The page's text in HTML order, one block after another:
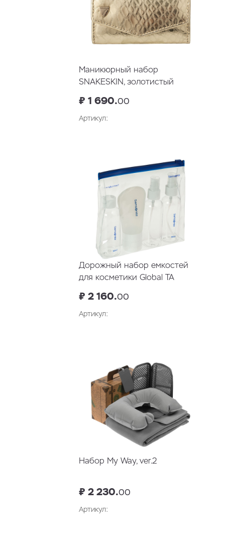
Маникюрный набор
SNAKESKIN, золотистый
₽ 1 690.00
Артикул:
Дорожный набор емкостей
для косметики Global TA
₽ 2 160.00
Артикул:
Набор My Way, ver.2
₽ 2 230.00
Артикул: